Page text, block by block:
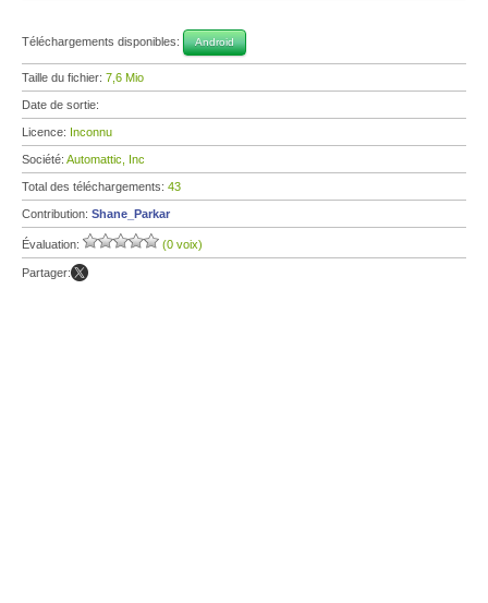
Téléchargements disponibles: Android
Taille du fichier: 7,6 Mio
Date de sortie:
Licence: Inconnu
Société: Automattic, Inc
Total des téléchargements: 43
Contribution: Shane_Parkar
Évaluation: (0 voix)
Partager: